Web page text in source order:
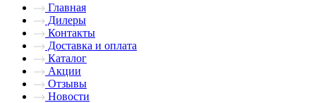
Главная
Дилеры
Контакты
Доставка и оплата
Каталог
Акции
Отзывы
Новости